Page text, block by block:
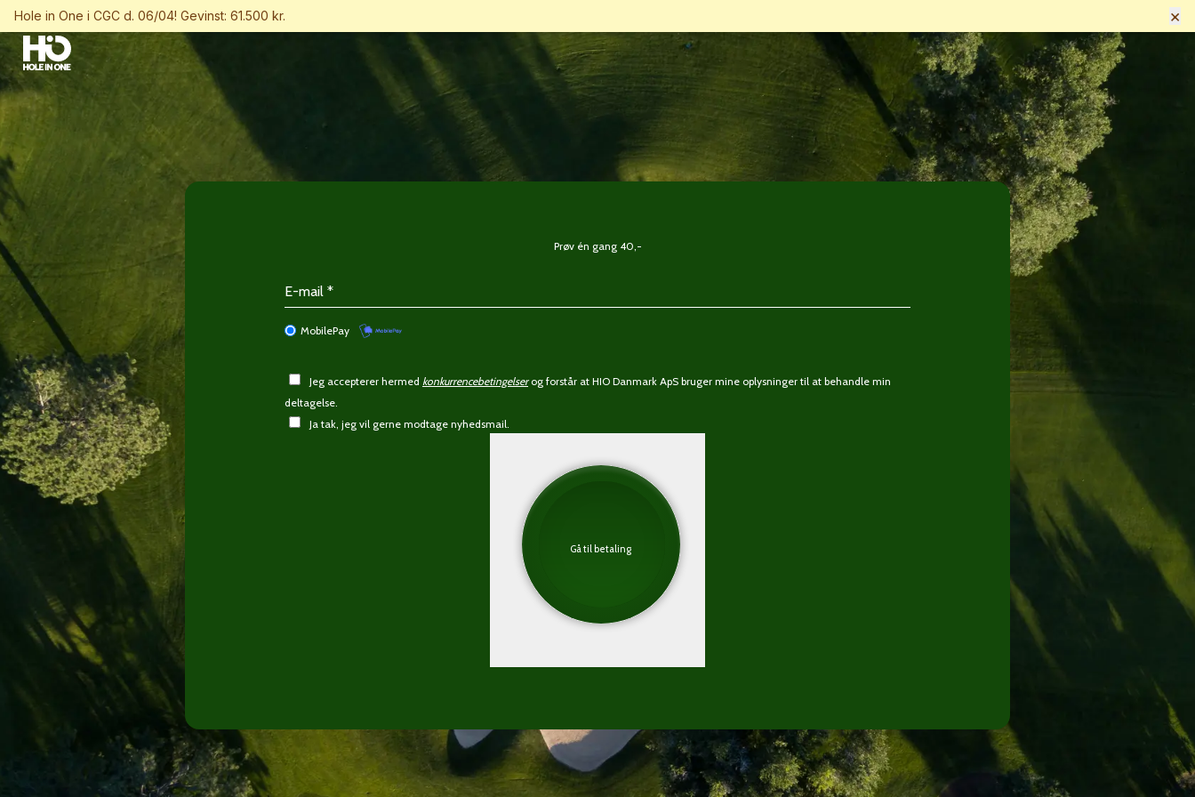
Hole in One i CGC d. 06/04! Gevinst: 61.500 kr. ×
Prøv én gang 40,-
MobilePay
Jeg accepterer hermed konkurrencebetingelserog forstår at HIO Danmark ApS bruger mine oplysninger til at behandle min
deltagelse.
Ja tak, jeg vil gerne modtage nyhedsmail.
Gå til betaling